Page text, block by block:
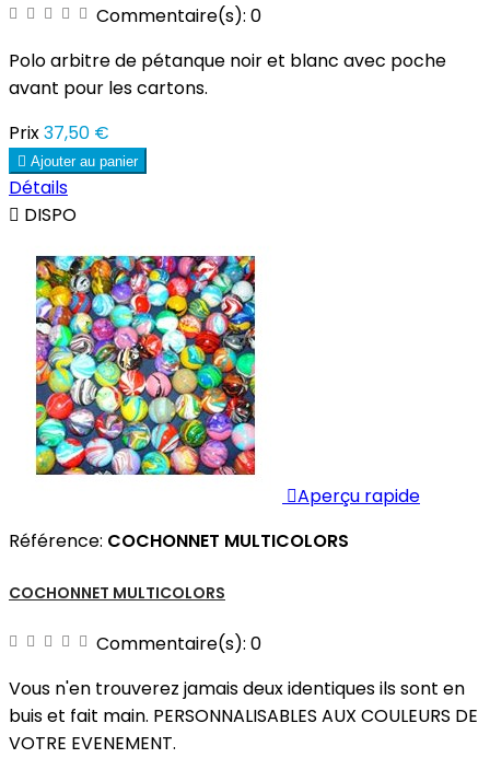
Commentaire(s): 0
Polo arbitre de pétanque noir et blanc avec poche
avant pour les cartons.
Prix37,50 €
 Ajouter au panier
Détails
 DISPO
Aperçu rapide
Référence: COCHONNET MULTICOLORS
COCHONNET MULTICOLORS
Commentaire(s): 0
Vous n'en trouverez jamais deux identiques ils sont en
buis et fait main. PERSONNALISABLES AUX COULEURS DE
VOTRE EVENEMENT.